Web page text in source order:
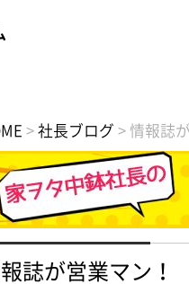
> 社長ブログ > 情報誌
誌が営業マン！